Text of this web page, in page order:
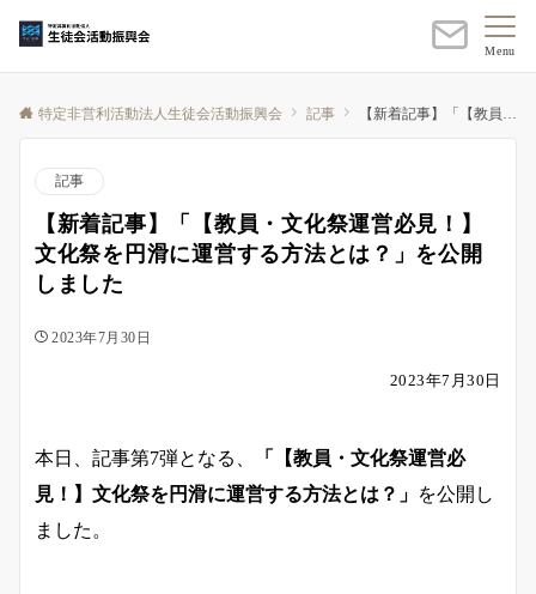
Menu
特定非営利活動法人生徒会活動振興会 記事 【新着記事】「【教員・文化祭運営必見！】文化祭を円滑に運営する方法とは？」を公開しました
記事
【新着記事】「【教員・文化祭運営必見！】
文化祭を円滑に運営する方法とは？」を公開
しました
2023年7月30日
2023年7月30日
本日、記事第7弾となる、
「【教員・文化祭運営必
見！】文化祭を円滑に運営する方法とは？」 を公開し
ました。